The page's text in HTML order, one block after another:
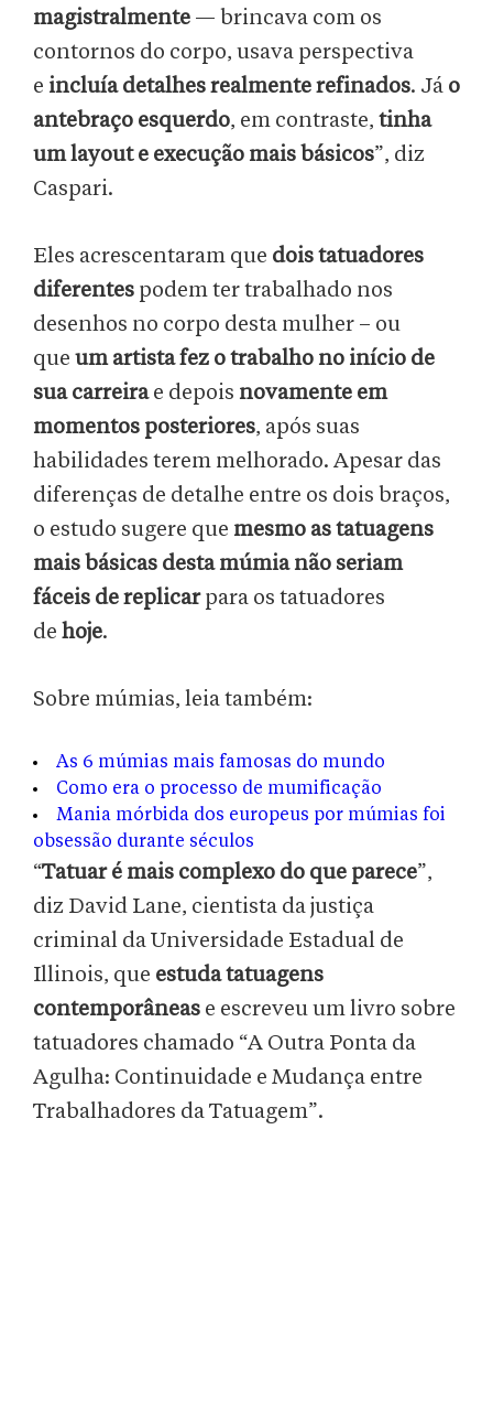
magistralmente — brincava com os
contornos do corpo, usava perspectiva
e incluía detalhes realmente refinados. Já o
antebraço esquerdo, em contraste, tinha
um layout e execução mais básicos”, diz
Caspari.
Eles acrescentaram que dois tatuadores
diferentes podem ter trabalhado nos
desenhos no corpo desta mulher – ou
que um artista fez o trabalho no início de
sua carreirae depois novamente em
momentos posteriores, após suas
habilidades terem melhorado. Apesar das
diferenças de detalhe entre os dois braços,
o estudo sugere que mesmo as tatuagens
mais básicas desta múmia não seriam
fáceis de replicarpara os tatuadores
de hoje.
Sobre múmias, leia também:
As 6 múmias mais famosas do mundo
Como era o processo de mumificação
Mania mórbida dos europeus por múmias foi
obsessão durante séculos
“Tatuar é mais complexo do que parece”,
diz David Lane, cientista da justiça
criminal da Universidade Estadual de
Illinois, que estuda tatuagens
contemporâneas e escreveu um livro sobre
tatuadores chamado “A Outra Ponta da
Agulha: Continuidade e Mudança entre
Trabalhadores da Tatuagem”.